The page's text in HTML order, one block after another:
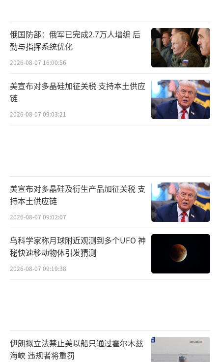
俄国防部：俄军已完成2.7万人增编 后
勤与指挥系统优化
2026-08-07 16:00:56
美宣布对多晶硅加征关税 支持本土供应
链
2026-08-07 09:03:21
美宣布对多晶硅及衍生产品加征关税 支
持本土供应链
2026-08-07 09:02:07
乌科学家称月球附近观测到多个UFO 神
秘快速移动物体引发猜测
2026-08-07 09:19:38
伊朗拟立法禁止美以船只通过霍尔木兹
海峡 违规者将重罚